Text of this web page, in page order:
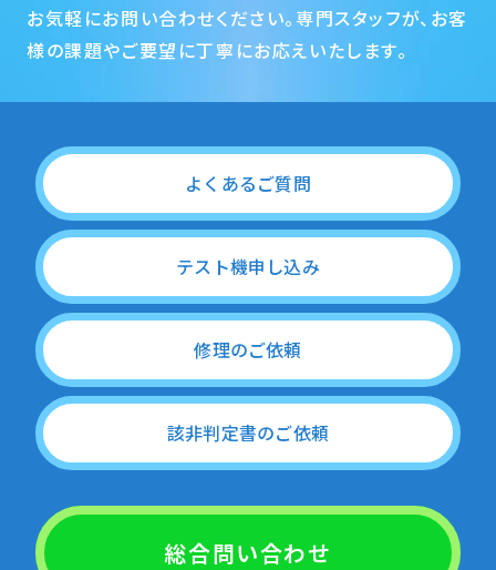
お気軽にお問い合わせください。専門スタッフが、お客
様の課題やご要望に丁寧にお応えいたします。
よくあるご質問
テスト機申し込み
修理のご依頼
該非判定書のご依頼
総合問い合わせ